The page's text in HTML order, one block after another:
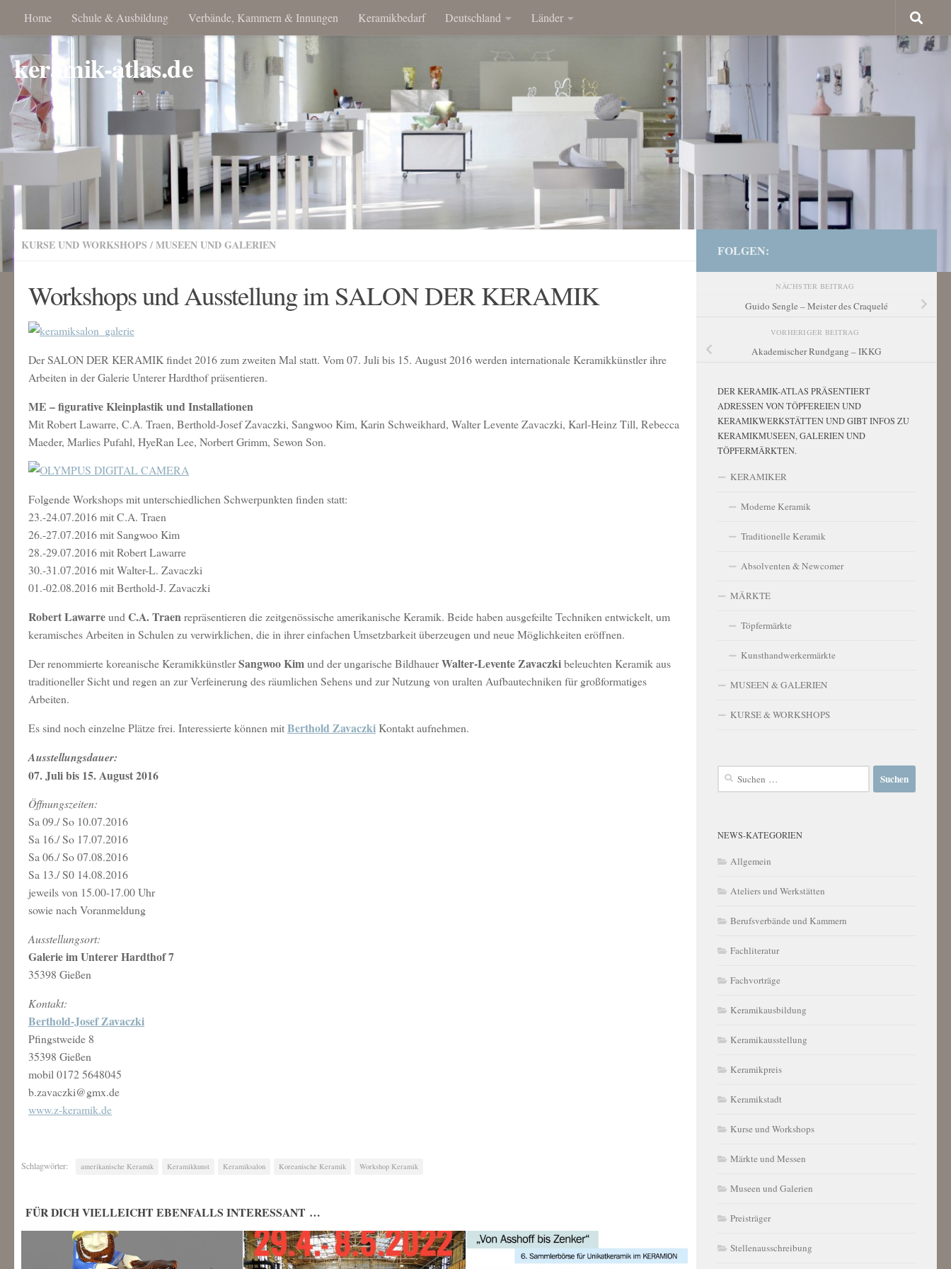
Home Schule & Ausbildung Verbände, Kammern & Innungen Keramikbedarf Deutschland Länder
keramik-atlas.de
KURSE UND WORKSHOPS /MUSEEN UND GALERIEN
Workshops und Ausstellung im SALON DER KERAMIK
Der SALON DER KERAMIK findet 2016 zum zweiten Mal statt. Vom 07. Juli bis 15. August 2016 werden internationale Keramikkünstler ihre
Arbeiten in der Galerie Unterer Hardthof präsentieren.
ME – figurative Kleinplastik und Installationen
Mit Robert Lawarre, C.A. Traen, Berthold-Josef Zavaczki, Sangwoo Kim, Karin Schweikhard, Walter Levente Zavaczki, Karl-Heinz Till, Rebecca
Maeder, Marlies Pufahl, HyeRan Lee, Norbert Grimm, Sewon Son.
Folgende Workshops mit unterschiedlichen Schwerpunkten finden statt:
23.-24.07.2016 mit C.A. Traen
26.-27.07.2016 mit Sangwoo Kim
28.-29.07.2016 mit Robert Lawarre
30.-31.07.2016 mit Walter-L. Zavaczki
01.-02.08.2016 mit Berthold-J. Zavaczki
Robert Lawarreund C.A. Traenrepräsentieren die zeitgenössische amerikanische Keramik. Beide haben ausgefeilte Techniken entwickelt, um
keramisches Arbeiten in Schulen zu verwirklichen, die in ihrer einfachen Umsetzbarkeit überzeugen und neue Möglichkeiten eröffnen.
Der renommierte koreanische KeramikkünstlerSangwoo Kimund der ungarische BildhauerWalter-Levente Zavaczkibeleuchten Keramik aus
traditioneller Sicht und regen an zur Verfeinerung des räumlichen Sehens und zur Nutzung von uralten Aufbautechniken für großformatiges
Arbeiten.
Es sind noch einzelne Plätze frei. Interessierte können mitBerthold ZavaczkiKontakt aufnehmen.
Ausstellungsdauer:
07. Juli bis 15. August 2016
Öffnungszeiten:
Sa 09./ So 10.07.2016
Sa 16./ So 17.07.2016
Sa 06./ So 07.08.2016
Sa 13./ S0 14.08.2016
jeweils von 15.00-17.00 Uhr
sowie nach Voranmeldung
Ausstellungsort:
Galerie im Unterer Hardthof 7
35398 Gießen
Kontakt:
Berthold-Josef Zavaczki
Pfingstweide 8
35398 Gießen
mobil 0172 5648045
b.zavaczki@gmx.de
www.z-keramik.de
Schlagwörter: amerikanische Keramik Keramikkunst Keramiksalon Koreanische Keramik Workshop Keramik
FÜR DICH VIELLEICHT EBENFALLS INTERESSANT …
FOLGEN:
NÄCHSTER BEITRAG
Guido Sengle – Meister des Craquelé
VORHERIGER BEITRAG
Akademischer Rundgang – IKKG
DER KERAMIK-ATLAS PRÄSENTIERT
ADRESSEN VON TÖPFEREIEN UND
KERAMIKWERKSTÄTTEN UND GIBT INFOS ZU
KERAMIKMUSEEN, GALERIEN UND
TÖPFERMÄRKTEN.
KERAMIKER
Moderne Keramik
Traditionelle Keramik
Absolventen & Newcomer
MÄRKTE
Töpfermärkte
Kunsthandwerkermärkte
MUSEEN & GALERIEN
KURSE & WORKSHOPS
Suchen
NEWS-KATEGORIEN
Allgemein
Ateliers und Werkstätten
Berufsverbände und Kammern
Fachliteratur
Fachvorträge
Keramikausbildung
Keramikausstellung
Keramikpreis
Keramikstadt
Kurse und Workshops
Märkte und Messen
Museen und Galerien
Preisträger
Stellenausschreibung